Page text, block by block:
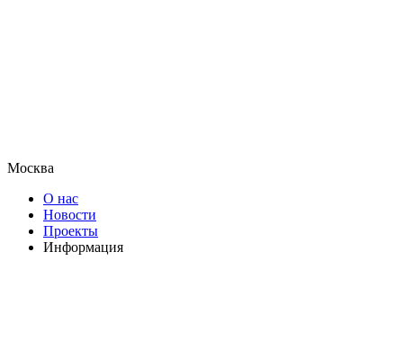
Москва
О нас
Новости
Проекты
Информация